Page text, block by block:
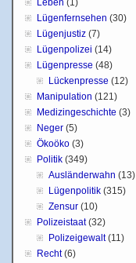
Leben (1)
Lügenfernsehen (30)
Lügenjustiz (7)
Lügenpolizei (14)
Lügenpresse (48)
Lückenpresse (12)
Manipulation (121)
Medizingeschichte (3)
Neger (5)
Ökoöko (3)
Politik (349)
Ausländerwahn (13)
Lügenpolitik (315)
Zensur (10)
Polizeistaat(32)
Polizeigewalt(11)
Recht(6)